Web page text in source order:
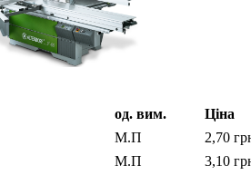
од. вим.
Ціна
М.П
2,70
М.П
3,10